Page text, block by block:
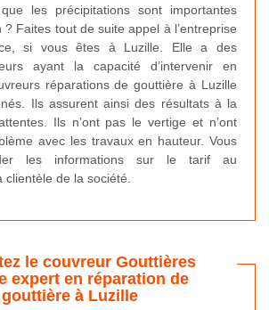
les précipitations sont importantes
Faites tout de suite appel à l’entreprise
si vous êtes à Luzille. Elle a des
ayant la capacité d’intervenir en
réparations de gouttière à Luzille
Ils assurent ainsi des résultats à la
Ils n’ont pas le vertige et n’ont
avec les travaux en hauteur. Vous
les informations sur le tarif au
de la société.
le couvreur Gouttières
expert en réparation de
gouttière à Luzille